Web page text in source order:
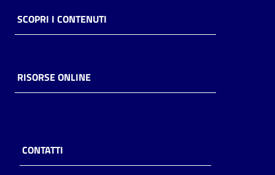
SCOPRI I CONTENUTI
RISORSE ONLINE
CONTATTI